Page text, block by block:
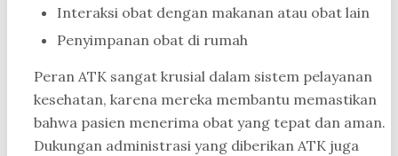
Interaksi obat dengan makanan atau obat lain
Penyimpanan obat di rumah
Peran ATK sangat krusial dalam sistem pelayanan
kesehatan, karena mereka membantu memastikan
bahwa pasien menerima obat yang tepat dan aman.
Dukungan administrasi yang diberikan ATK juga